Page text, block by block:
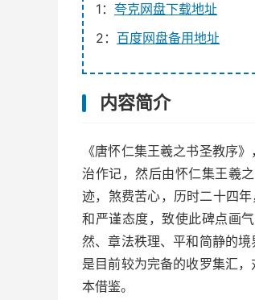
1： 夸克网盘下载地址
2： 百度网盘备用地址
内容简介
《唐怀仁集王羲之书圣教序
治作记，然后由怀仁集王羲
迹，煞费苦心，历时二十四
和严谨态度，致使此碑点画
然、章法秩理、平和简静的
是目前较为完备的收罗集汇
本借鉴。